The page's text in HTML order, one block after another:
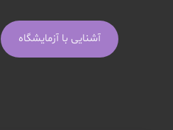
آشنایی با آزمایشگاه